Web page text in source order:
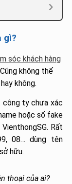
gì?
sóc khách hàng
không thể
không.
công ty chưa xác
hoặc số fake
Rất
08… dùng tên
hữu.
thoại của ai?